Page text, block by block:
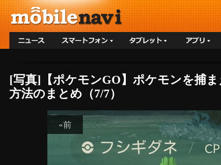
[写真]【ポケモンGO】ポケモンを捕
方法のまとめ（7/7）
«前